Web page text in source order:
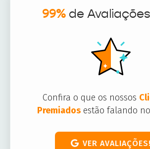
99%de Avaliações
Confira o que os nossos
Premiados estão falando no
VER AVALIAÇÕES!